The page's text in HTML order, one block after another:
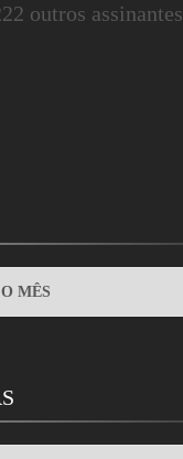
outros assinantes